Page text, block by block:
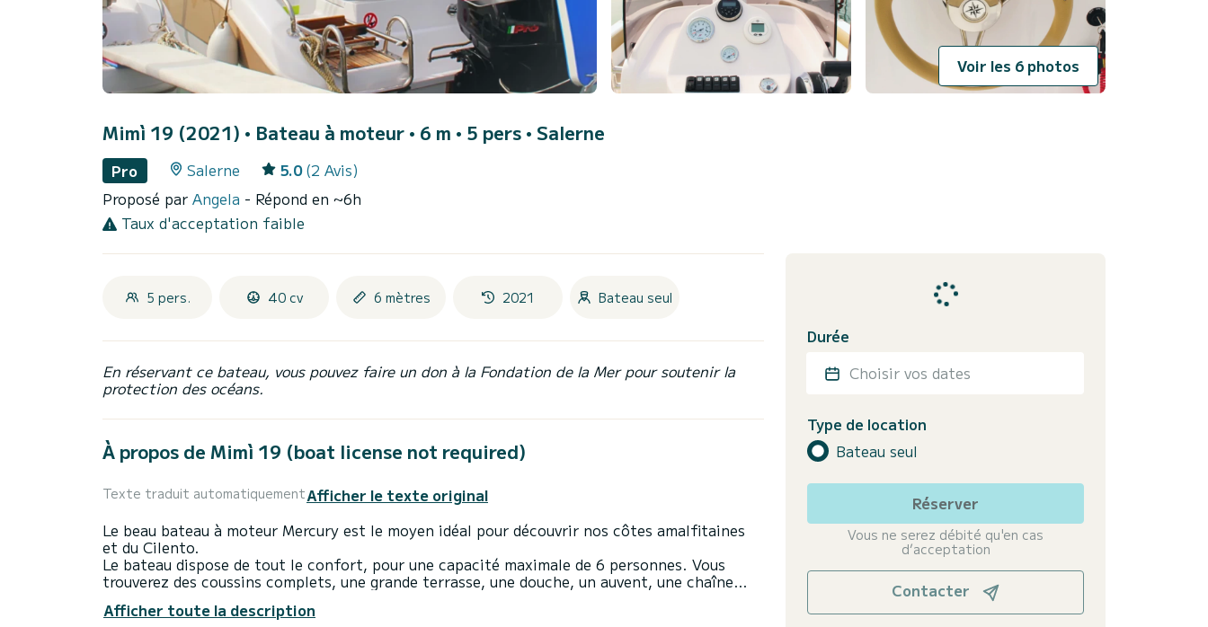
Voir les 6 photos
Mimì 19 (2021) • Bateau à moteur • 6 m • 5 pers • Salerne
Pro Salerne 5.0 (2 Avis)
Proposé par Angela - Répond en ~6h
Taux d'acceptation faible
5 pers. 40 cv 6 mètres 2021 Bateau seul
En réservant ce bateau, vous pouvez faire un don à la Fondation de la Mer pour soutenir la
protection des océans.
À propos de Mimì 19 (boat license not required)
Texte traduit automatiquementAfficher le texte original
Le beau bateau à moteur Mercury est le moyen idéal pour découvrir nos côtes amalfitaines
et du Cilento.
Le bateau dispose de tout le confort, pour une capacité maximale de 6 personnes. Vous
trouverez des coussins complets, une grande terrasse, une douche, un auvent, une chaîne
de carburant, d'une batterie et d'un système stéréo.
Afficher toute la description
Durée
Choisir vos dates
Type de location
Bateau seul
Réserver
Vous ne serez débité qu'en cas
d’acceptation
Contacter